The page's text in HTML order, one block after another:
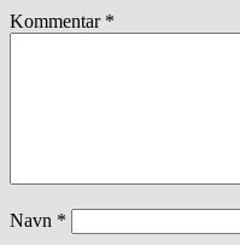
Kommentar *
Navn *